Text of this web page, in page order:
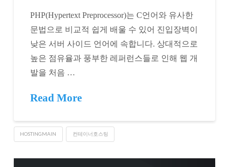
PHP(Hypertext Preprocessor)는 C언어와 유사한
문법으로 비교적 쉽게 배울 수 있어 진입장벽이
낮은 서버 사이드 언어에 속합니다. 상대적으로
높은 점유율과 풍부한 레퍼런스들로 인해 웹 개
발을 처음 …
Read More
HOSTINGMAIN 컨테이너호스팅